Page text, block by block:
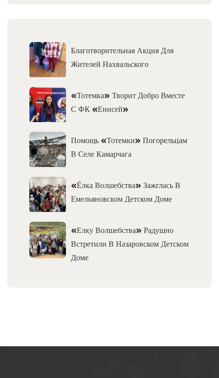
Благотворительная Акция Для
Жителей Нахвальского
«Тотемка» Творит Добро Вместе
С ФК «Енисей»
Помощь «Тотемки» Погорельцам
В Селе Камарчага
«Ёлка Волшебства» Зажглась В
Емельяновском Детском Доме
«Елку Волшебства» Радушно
Встретили В Назаровском Детском
Доме